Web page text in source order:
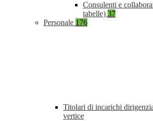
Consulenti e
tabelle) 37
Personale 176
Titolari di incarichi
vertice